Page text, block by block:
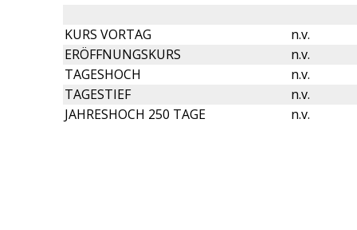
KURS VORTAG
n.v.
ERÖFFNUNGSKURS
n.v.
TAGESHOCH
n.v.
TAGESTIEF
n.v.
JAHRESHOCH 250 TAGE
n.v.